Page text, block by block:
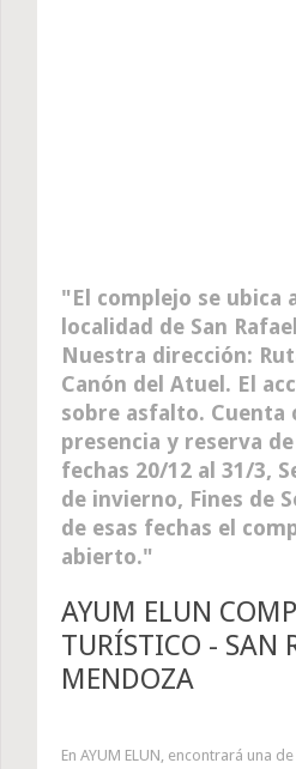
El complejo se ubica
localidad de San
Nuestra dirección:
Canón del Atuel. El
sobre asfalto. Cuenta
presencia y reserva
fechas 20/12 al 31/3,
de invierno, Fines de
de esas fechas el
abierto.
AYUM ELUN
TURÍSTICO - SAN
MENDOZA
En AYUM ELUN, encontrará una